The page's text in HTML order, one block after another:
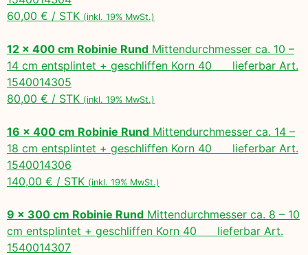
60,00 € / STK (inkl. 19% MwSt.)
12 x 400 cm Robinie Rund Mittendurchmesser ca. 10 –
14 cm entsplintet + geschliffen Korn 40 lieferbar Art.
1540014305
80,00 € / STK (inkl. 19% MwSt.)
16 x 400 cm Robinie Rund Mittendurchmesser ca. 14 –
18 cm entsplintet + geschliffen Korn 40 lieferbar Art.
1540014306
140,00 € / STK (inkl. 19% MwSt.)
9 x 300 cm Robinie Rund Mittendurchmesser ca. 8 – 10
cm entsplintet + geschliffen Korn 40 lieferbar Art.
1540014307